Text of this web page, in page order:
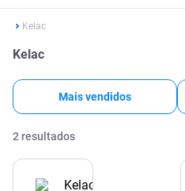
Kelac
Kelac
Mais vendidos
2 resultados